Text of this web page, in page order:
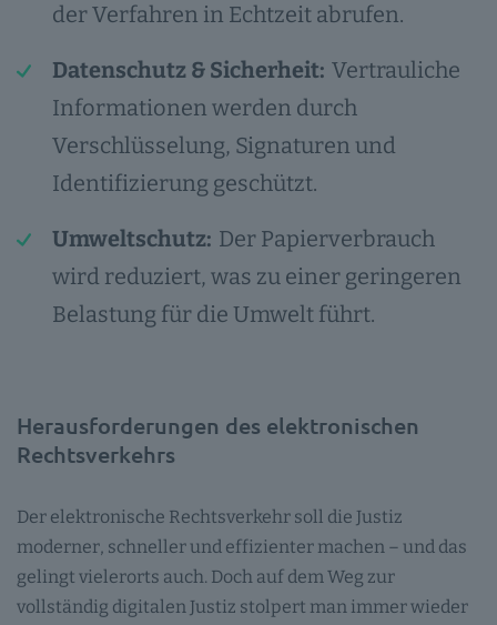
der Verfahren in Echtzeit abrufen.
Datenschutz & Sicherheit: Vertrauliche
Informationen werden durch
Verschlüsselung, Signaturen und
Identifizierung geschützt.
Umweltschutz: Der Papierverbrauch
wird reduziert, was zu einer geringeren
Belastung für die Umwelt führt.
Herausforderungen des elektronischen
Rechtsverkehrs
Der elektronische Rechtsverkehr soll die Justiz
moderner, schneller und effizienter machen – und das
gelingt vielerorts auch. Doch auf dem Weg zur
vollständig digitalen Justiz stolpert man immer wieder